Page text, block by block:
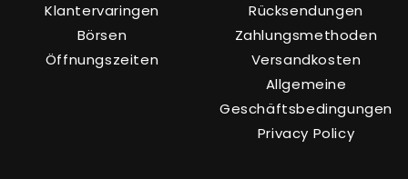
Klantervaringen
Börsen
Öffnungszeiten
Rücksendungen
Zahlungsmethoden
Versandkosten
Allgemeine
Geschäftsbedingungen
Privacy Policy